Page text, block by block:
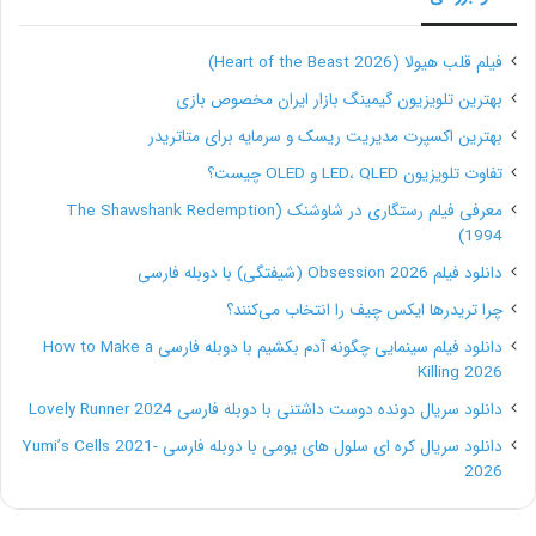
Unsplash
:یکی از محبوبترین مقاصد برای عکاسی رایگان
است که عکسهای درجه یک بدون نیاز به انتساب را فراهم
می کند.
Resplashed
Unsplash که شما را با یک مجموعه از عکس های رایگان
شگفت زده می کند.
Reyes که یک مجموعه ای فوق العاده از عکس های با
رزولوشن بالا ورایگان ارایه می کند که برای استفاده های
فیلم قلب هیولا (Heart of the Beast 2026)
بهترین تلویزیون گیمینگ بازار ایران مخصوص بازی
بهترین اکسپرت مدیریت ریسک و سرمایه برای متاتریدر
تفاوت تلویزیون LED، QLED و OLED چیست؟
معرفی فیلم رستگاری در شاوشنک (The Shawshank Redemption
1994)
دانلود فیلم Obsession 2026 (شیفتگی) با دوبله فارسی
چرا تریدرها ایکس چیف را انتخاب می‌کنند؟
دانلود فیلم سینمایی چگونه آدم بکشیم با دوبله فارسی How to Make a
Killing 2026
دانلود سریال دونده دوست داشتنی با دوبله فارسی Lovely Runner 2024
دانلود سریال کره ای سلول های یومی با دوبله فارسی Yumi’s Cells 2021-
2026